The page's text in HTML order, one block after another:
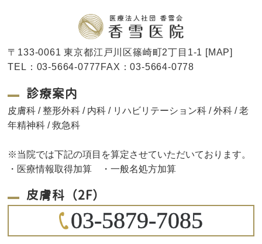
〒133-0061 東京都江戸川区篠崎町2丁目1-1 [MAP]
TEL：03-5664-0777FAX：03-5664-0778
診療案内
皮膚科 / 整形外科 / 内科 / リハビリテーション科 / 外科 / 老
年精神科 / 救急科
※当院では下記の項目を算定させていただいております。
・医療情報取得加算 ・一般名処方加算
皮膚科（2F）
03-5879-7085